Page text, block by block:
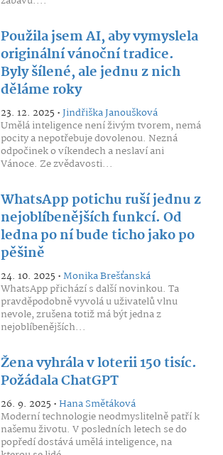
Použila jsem AI, aby vymyslela
originální vánoční tradice.
Byly šílené, ale jednu z nich
děláme roky
23. 12. 2025 •Jindřiška Janoušková
Umělá inteligence není živým tvorem, nemá
pocity a nepotřebuje dovolenou. Nezná
odpočinek o víkendech a neslaví ani
Vánoce. Ze zvědavosti...
WhatsApp potichu ruší jednu z
nejoblíbenějších funkcí. Od
ledna po ní bude ticho jako po
pěšině
24. 10. 2025 •Monika Brešťanská
WhatsApp přichází s další novinkou. Ta
pravděpodobně vyvolá u uživatelů vlnu
nevole, zrušena totiž má být jedna z
nejoblíbenějších...
Žena vyhrála v loterii 150 tisíc.
Požádala ChatGPT
26. 9. 2025 •Hana Smětáková
Moderní technologie neodmyslitelně patří k
našemu životu. V posledních letech se do
popředí dostává umělá inteligence, na